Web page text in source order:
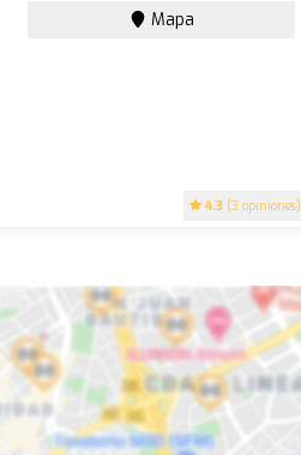
4.3 (3 opiniones)
Mapa